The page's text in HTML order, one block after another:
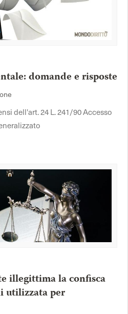
domande e risposte
dell'art. 24 L. 241/90 Accesso
illegittima la confisca
utilizzata per